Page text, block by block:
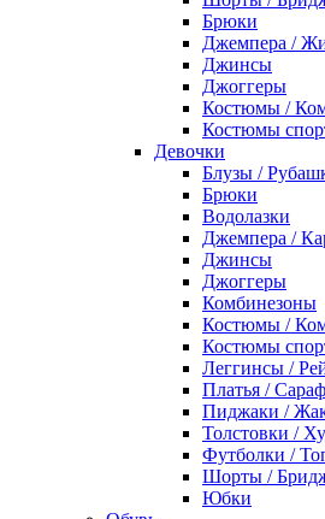
Брюки
Джемпера /
Джинсы
Джоггеры
Костюмы /
Костюмы
Девочки
Блузы /
Брюки
Водолазки
Джемпера /
Джинсы
Джоггеры
Комбинезоны
Костюмы /
Костюмы
Леггинсы /
Платья /
Пиджаки /
Толстовки /
Футболки /
Шорты /
Юбки